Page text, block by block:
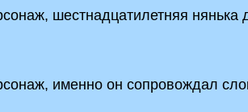
шестнадцатилетняя
именно он сопровождал